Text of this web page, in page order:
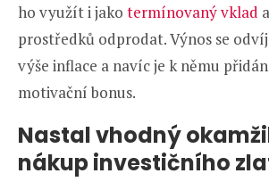
ho využít i jako termínovaný vklad
prostředků odprodat. Výnos se
výše inflace a navíc je k němu
motivační bonus.
Nastal vhodný
nákup investičního